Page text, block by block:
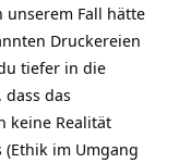
unserem Fall hätte
Druckereien
tiefer in die
das
keine Realität
im Umgang